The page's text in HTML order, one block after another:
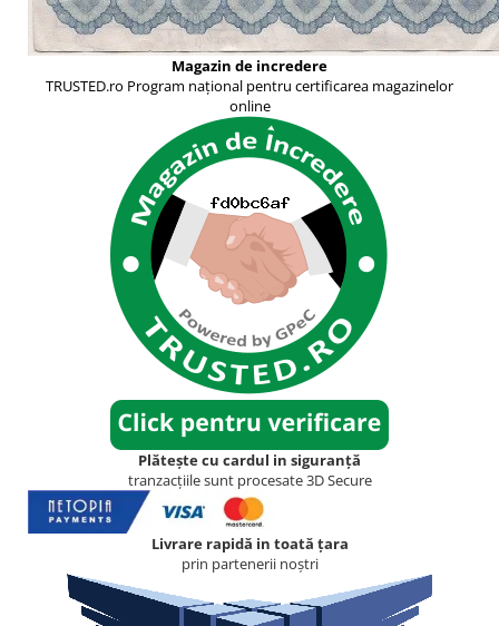
Magazin de incredere
TRUSTED.ro Program național pentru certificarea magazinelor
online
Plătește cu cardul in siguranță
tranzacțiile sunt procesate 3D Secure
Livrare rapidă in toată țara
prin partenerii noștri